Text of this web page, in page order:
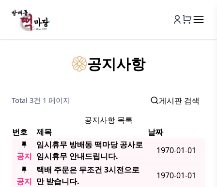
공지사항
Total 3건 1 페이지
게시판 검색
공지사항 목록
번호
제목 날짜
공지
임시휴무 방배동 떡마당 공사로
임시휴무 안내드립니다.
1970-01-01
공지
택배 주문은 무조건 3시전으로
만 받습니다.
1970-01-01